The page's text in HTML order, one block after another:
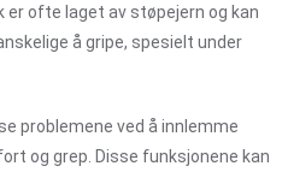
ofte laget av støpejern og kan
å gripe, spesielt under
problemene ved å innlemme
og grep. Disse funksjonene kan